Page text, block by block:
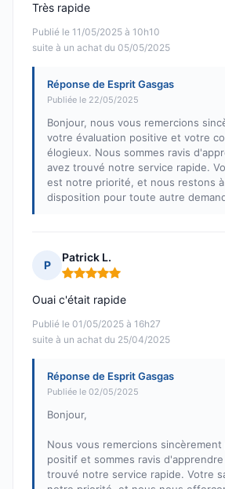
Publié le 11/05/2025 à 10h10
suite à un achat du 05/05/2025
Très rapide
Réponse de Esprit Gasgas
Publiée le 22/05/2025
Bonjour, nous vous remercions
votre évaluation positive et votre
élogieux. Nous sommes ravis
avez trouvé notre service rapide.
est notre priorité, et nous restons
disposition pour toute autre
P
Patrick L.
Note : 5 sur 5
Publié le 01/05/2025 à 16h27
suite à un achat du 25/04/2025
Ouai c'était rapide
Réponse de Esprit Gasgas
Publiée le 02/05/2025
Bonjour,
Nous vous remercions
positif et sommes ravis
trouvé notre service rapide. Votre